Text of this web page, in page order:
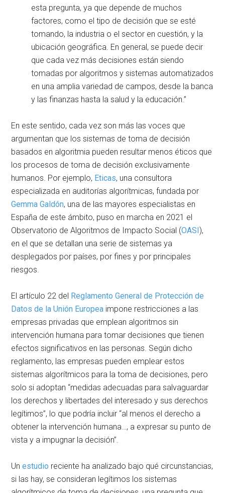
esta pregunta, ya que depende de muchos
factores, como el tipo de decisión que se esté
tomando, la industria o el sector en cuestión, y la
ubicación geográfica. En general, se puede decir
que cada vez más decisiones están siendo
tomadas por algoritmos y sistemas automatizados
en una amplia variedad de campos, desde la banca
y las finanzas hasta la salud y la educación.”
En este sentido, cada vez son más las voces que
argumentan que los sistemas de toma de decisión
basados en algoritmia pueden resultar menos éticos que
los procesos de toma de decisión exclusivamente
humanos. Por ejemplo, Eticas, una consultora
especializada en auditorías algorítmicas, fundada por
Gemma Galdón, una de las mayores especialistas en
España de este ámbito, puso en marcha en 2021 el
Observatorio de Algoritmos de Impacto Social (OASI),
en el que se detallan una serie de sistemas ya
desplegados por países, por fines y por principales
riesgos.
El artículo 22 del Reglamento General de Protección de
Datos de la Unión Europea impone restricciones a las
empresas privadas que emplean algoritmos sin
intervención humana para tomar decisiones que tienen
efectos significativos en las personas. Según dicho
reglamento, las empresas pueden emplear estos
sistemas algorítmicos para la toma de decisiones, pero
solo si adoptan “medidas adecuadas para salvaguardar
los derechos y libertades del interesado y sus derechos
legítimos”, lo que podría incluir “al menos el derecho a
obtener la intervención humana…, a expresar su punto de
vista y a impugnar la decisión”.
Unestudio reciente ha analizado bajo qué circunstancias,
si las hay, se consideran legítimos los sistemas